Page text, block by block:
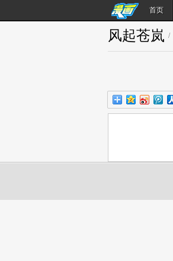
首页
风起苍岚 /